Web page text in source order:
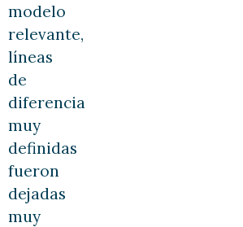
modelo
relevante,
líneas
de
diferencia
muy
definidas
fueron
dejadas
muy